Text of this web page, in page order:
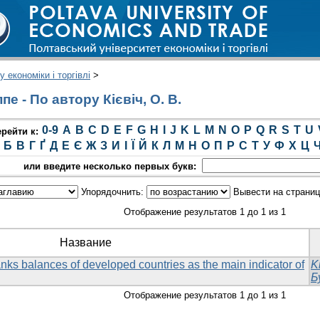
і торгівлі >
- По автору Кієвіч, О. В.
к: 0-9 A B C D E F G H J K L M N O P Q R S T U
Б В Г Ґ Д Е Є Ж З И Й К Л М Н О П Р С Т У Ф Х Ц Ч
или введите несколько первых букв:
Упорядочнить: Вывести на
Отображение результатов 1 до 1 из 1
Название
balances of developed countries as the main indicator of
Отображение результатов 1 до 1 из 1